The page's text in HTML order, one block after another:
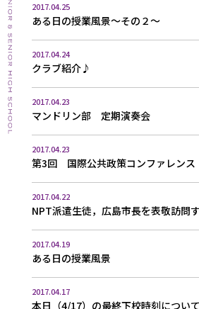
2017.04.25
ある日の授業風景～その２～
2017.04.24
クラブ紹介♪
2017.04.23
マンドリン部 定期演奏会
2017.04.23
第3回 国際公共政策コンファレンス
2017.04.22
NPT派遣生徒，広島市長を表敬訪問
2017.04.19
ある日の授業風景
2017.04.17
本日（4/17）の最終下校時刻について